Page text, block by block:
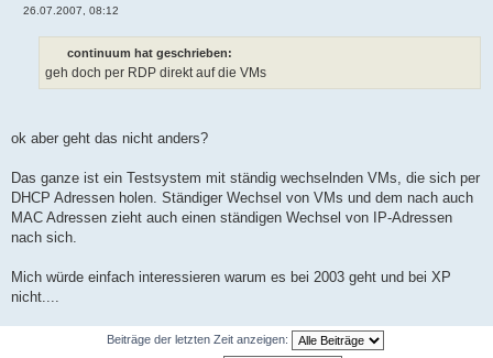
26.07.2007, 08:12
continuum hat geschrieben:
geh doch per RDP direkt auf die VMs
ok aber geht das nicht anders?
Das ganze ist ein Testsystem mit ständig wechselnden VMs, die sich per
DHCP Adressen holen. Ständiger Wechsel von VMs und dem nach auch
MAC Adressen zieht auch einen ständigen Wechsel von IP-Adressen
nach sich.
Mich würde einfach interessieren warum es bei 2003 geht und bei XP
nicht....
Beiträge der letzten Zeit anzeigen: